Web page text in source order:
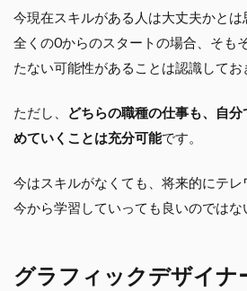
今現在スキルがある人は大丈夫かと
全くの0からのスタートの場合、そも
たない可能性があることは認識してお
ただし、
どちらの職種の仕事も、自
めていくことは充分可能です。
今はスキルがなくても、将来的にテレ
今から学習していっても良いのではな
グラフィックデザイナ